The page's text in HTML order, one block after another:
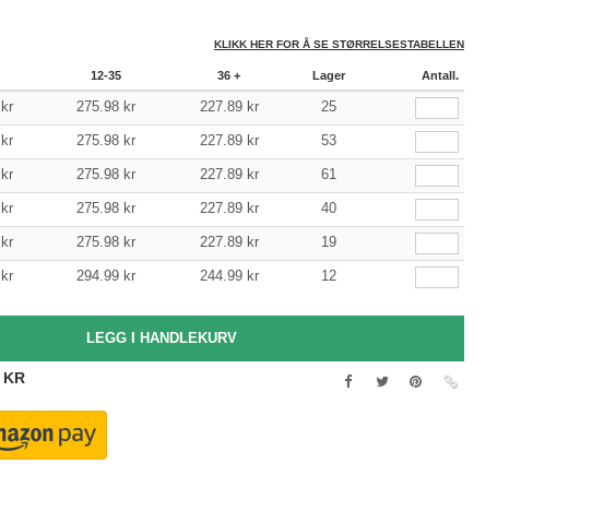
KLIKK HER FOR Å SE STØRRELSESTABELLEN
12-35 36 + Lager Antall.
kr 275.98 kr 227.89 kr 25
kr 275.98 kr 227.89 kr 53
kr 275.98 kr 227.89 kr 61
kr 275.98 kr 227.89 kr 40
kr 275.98 kr 227.89 kr 19
kr 294.99 kr 244.99 kr 12
KR